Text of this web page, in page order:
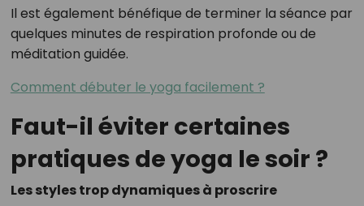
Il est également bénéfique de terminer la séance par
quelques minutes de respiration profonde ou de
méditation guidée.
Comment débuter le yoga facilement ?
Faut-il éviter certaines
pratiques de yoga le soir ?
Les styles trop dynamiques à proscrire